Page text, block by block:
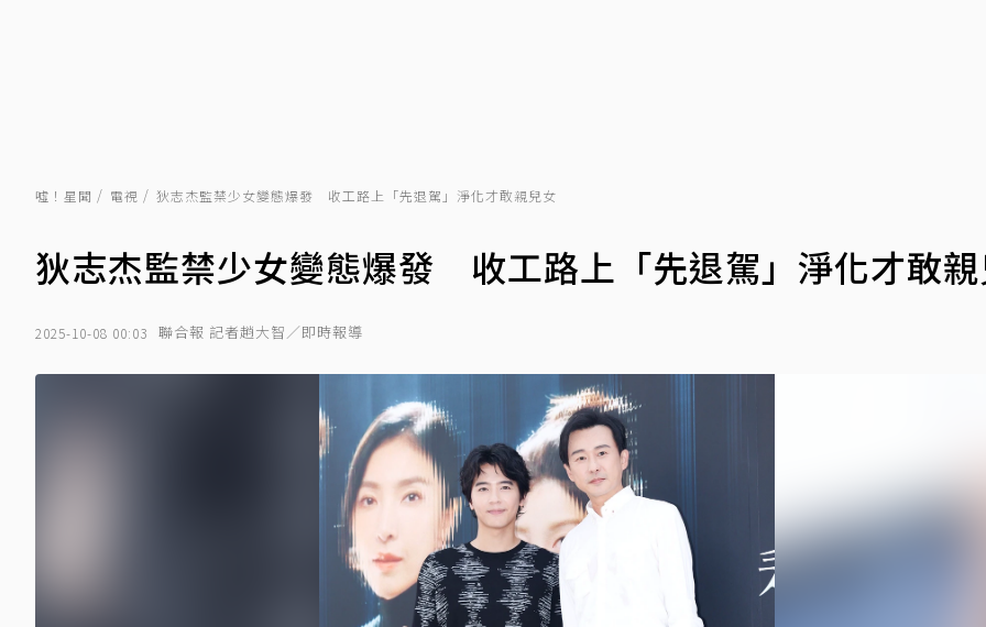
噓！星聞 電視 狄志杰監禁少女變態爆發 收工路上「先退駕」淨化才敢親兒女
狄志杰監禁少女變態爆發 收工路上「先退駕」淨化才敢
2025-10-08 00:03 聯合報 記者趙大智／即時報導